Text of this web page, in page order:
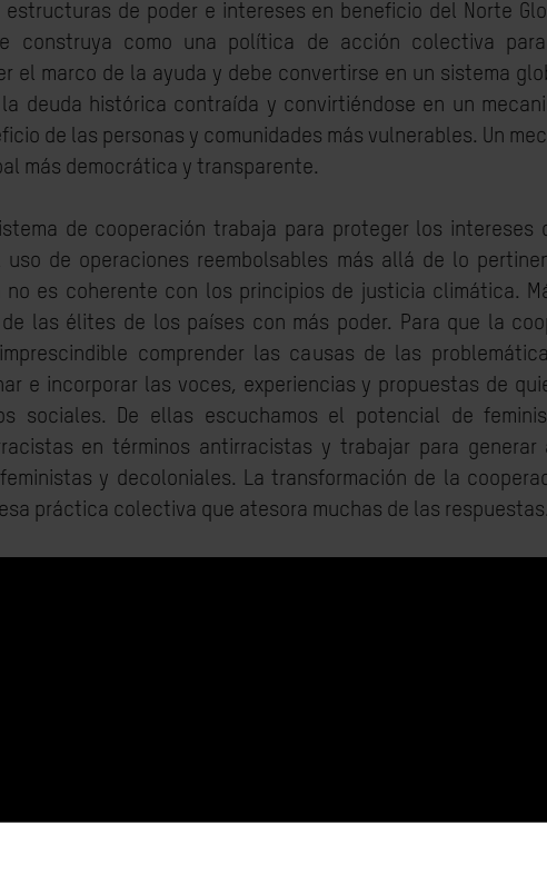
de poder e intereses en beneficio del Norte
construya como una política de acción colectiva
el marco de la ayuda y debe convertirse en un sistema
deuda histórica contraída y convirtiéndose en un
de las personas y comunidades más vulnerables. Un
más democrática y transparente.
de cooperación trabaja para proteger los intereses
de operaciones reembolsables más allá de lo
es coherente con los principios de justicia climática.
las élites de los países con más poder. Para que la
comprender las causas de las
e incorporar las voces, experiencias y propuestas de
sociales. De ellas escuchamos el potencial de
en términos antirracistas y trabajar para
y decoloniales. La transformación de la
práctica colectiva que atesora muchas de las respuestas.